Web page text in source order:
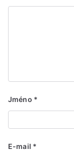
Jméno *
E-mail *